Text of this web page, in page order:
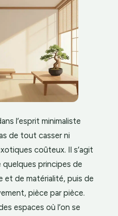
l’esprit minimaliste
de tout casser ni
coûteux. Il s’agit
quelques principes de
de matérialité, puis de
pièce par pièce.
espaces où l’on se